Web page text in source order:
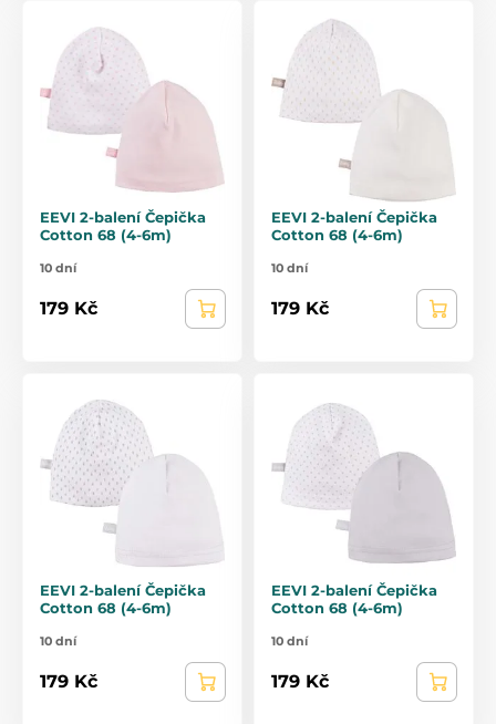
EEVI 2-balení Čepička
Cotton 68 (4-6m)
10 dní
179 Kč
EEVI 2-balení Čepička
Cotton 68 (4-6m)
10 dní
179 Kč
EEVI 2-balení Čepička
Cotton 68 (4-6m)
10 dní
179 Kč
EEVI 2-balení Čepička
Cotton 68 (4-6m)
10 dní
179 Kč